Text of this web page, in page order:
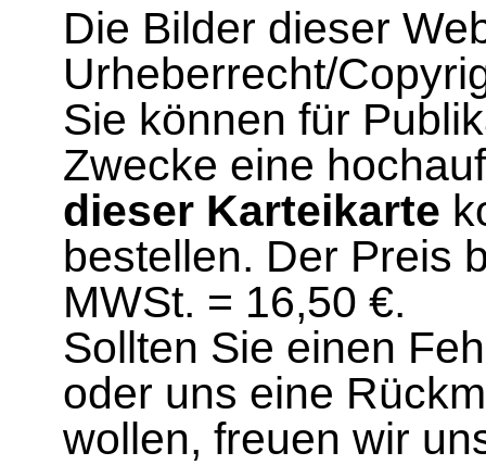
Die Bilder dieser
Urheberrecht/
Sie können für
Zwecke eine
dieser Karteikarte
bestellen. Der Preis
MWSt. = 16,50 €.
Sollten Sie einen
oder uns eine
wollen, freuen wir